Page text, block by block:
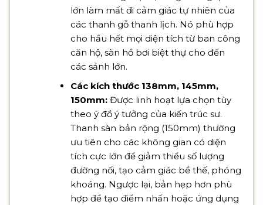
lớn làm mất đi cảm giác tự nhiên của
các thanh gỗ thanh lịch. Nó phù hợp
cho hầu hết mọi diện tích từ ban công
căn hộ, sàn hồ bơi biệt thự cho đến
các sảnh lớn.
Các kích thước 138mm, 145mm,
150mm: Được linh hoạt lựa chọn tùy
theo ý đồ ý tưởng của kiến trúc sư.
Thanh sàn bản rộng (150mm) thường
ưu tiên cho các không gian có diện
tích cực lớn để giảm thiểu số lượng
đường nối, tạo cảm giác bề thế, phóng
khoáng. Ngược lại, bản hẹp hơn phù
hợp để tạo điểm nhấn hoặc ứng dụng